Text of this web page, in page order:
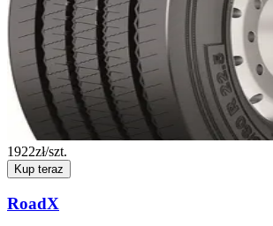
1922zł/szt.
Kup teraz
RoadX